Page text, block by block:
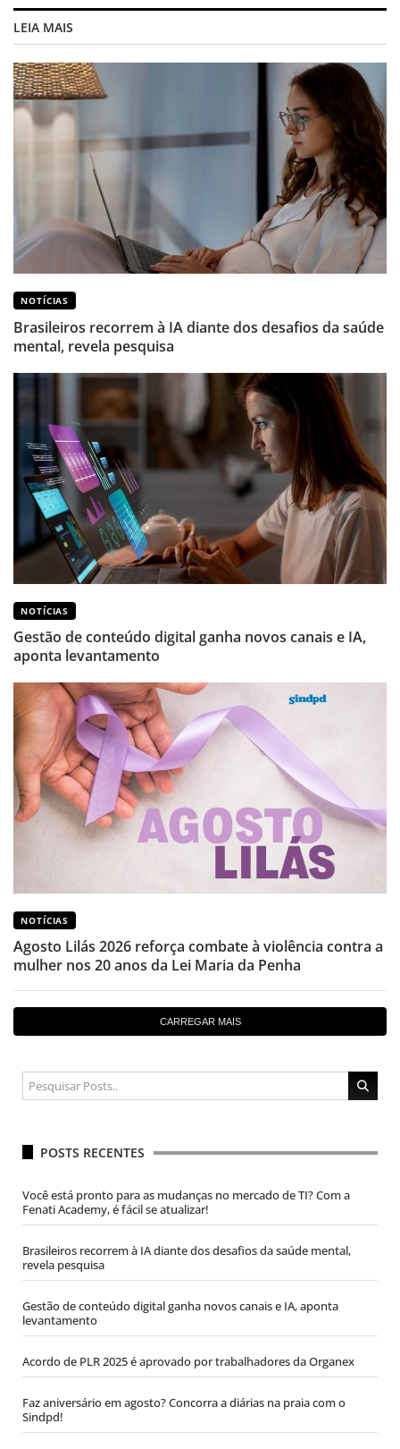
LEIA MAIS
NOTÍCIAS
Brasileiros recorrem à IA diante dos desafios da saúde
mental, revela pesquisa
NOTÍCIAS
Gestão de conteúdo digital ganha novos canais e IA,
aponta levantamento
NOTÍCIAS
Agosto Lilás 2026 reforça combate à violência contra a
mulher nos 20 anos da Lei Maria da Penha
CARREGAR MAIS
POSTS RECENTES
Você está pronto para as mudanças no mercado de TI? Com a
Fenati Academy, é fácil se atualizar!
Brasileiros recorrem à IA diante dos desafios da saúde mental,
revela pesquisa
Gestão de conteúdo digital ganha novos canais e IA, aponta
levantamento
Acordo de PLR 2025 é aprovado por trabalhadores da Organex
Faz aniversário em agosto? Concorra a diárias na praia com o
Sindpd!